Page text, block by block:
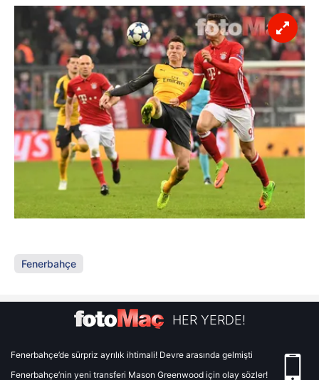
Fenerbahçe
HER YERDE!
Fenerbahçe’de sürpriz ayrılık ihtimali! Devre arasında gelmişti
Fenerbahçe’nin yeni transferi Mason Greenwood için olay sözler!